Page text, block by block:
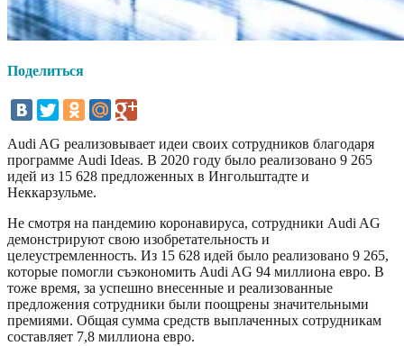
Поделиться
Audi AG реализовывает идеи своих сотрудников благодаря
программе Audi Ideas. В 2020 году было реализовано 9 265
идей из 15 628 предложенных в Ингольштадте и
Неккарзульме.
Не смотря на пандемию коронавируса, сотрудники Audi AG
демонстрируют свою изобретательность и
целеустремленность. Из 15 628 идей было реализовано 9 265,
которые помогли съэкономить Audi AG 94 миллиона евро. В
тоже время, за успешно внесенные и реализованные
предложения сотрудники были поощрены значительными
премиями. Общая сумма средств выплаченных сотрудникам
составляет 7,8 миллиона евро.